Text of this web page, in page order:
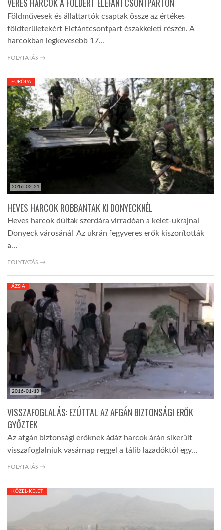
VÉRES HARCOK A FÖLDÉRT ELEFÁNTCSONTPARTON
Földművesek és állattartók csaptak össze az értékes
földterületekért Elefántcsontpart északkeleti részén. A
harcokban legkevesebb 17…
FOLYTATÁS →
2016-02-24
EURÓPA
HEVES HARCOK ROBBANTAK KI DONYECKNÉL
Heves harcok dúltak szerdára virradóan a kelet-ukrajnai
Donyeck városánál. Az ukrán fegyveres erők kiszorították
a…
FOLYTATÁS →
2016-01-10
ÁZSIA
VISSZAFOGLALÁS: EZÚTTAL AZ AFGÁN BIZTONSÁGI ERŐK
GYŐZTEK
Az afgán biztonsági erőknek ádáz harcok árán sikerült
visszafoglalniuk vasárnap reggel a tálib lázadóktól egy…
FOLYTATÁS →
KÖZEL-KELET